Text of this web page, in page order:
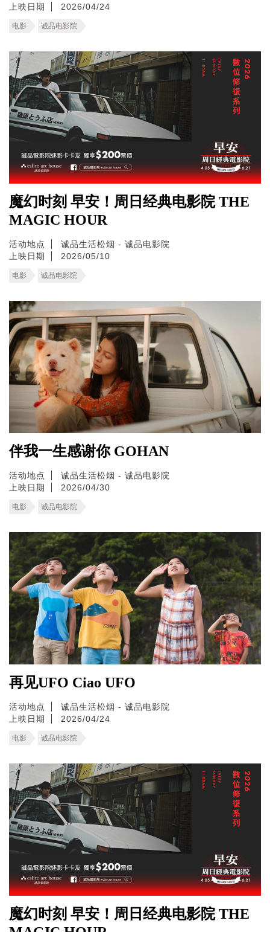
上映日期
2026/04/24
电影 诚品电影院
魔幻时刻 早安！周日经典电影院 THE
MAGIC HOUR
活动地点
诚品生活松烟 - 诚品电影院
上映日期
2026/05/10
电影 诚品电影院
伴我一生感谢你 GOHAN
活动地点
诚品生活松烟 - 诚品电影院
上映日期
2026/04/30
电影 诚品电影院
再见UFO Ciao UFO
活动地点
诚品生活松烟 - 诚品电影院
上映日期
2026/04/24
电影 诚品电影院
魔幻时刻 早安！周日经典电影院 THE